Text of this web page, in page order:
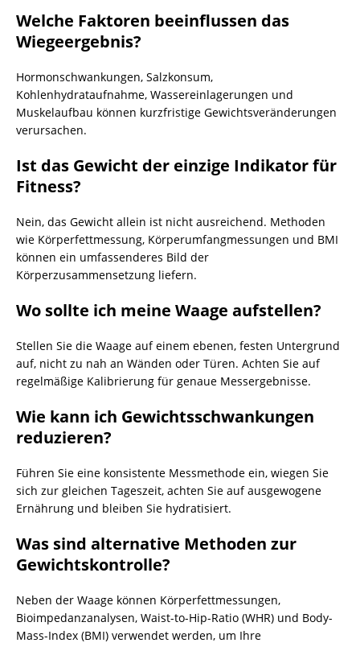
Welche Faktoren beeinflussen das
Wiegeergebnis?
Hormonschwankungen, Salzkonsum,
Kohlenhydrataufnahme, Wassereinlagerungen und
Muskelaufbau können kurzfristige Gewichtsveränderungen
verursachen.
Ist das Gewicht der einzige Indikator für
Fitness?
Nein, das Gewicht allein ist nicht ausreichend. Methoden
wie Körperfettmessung, Körperumfangmessungen und BMI
können ein umfassenderes Bild der
Körperzusammensetzung liefern.
Wo sollte ich meine Waage aufstellen?
Stellen Sie die Waage auf einem ebenen, festen Untergrund
auf, nicht zu nah an Wänden oder Türen. Achten Sie auf
regelmäßige Kalibrierung für genaue Messergebnisse.
Wie kann ich Gewichtsschwankungen
reduzieren?
Führen Sie eine konsistente Messmethode ein, wiegen Sie
sich zur gleichen Tageszeit, achten Sie auf ausgewogene
Ernährung und bleiben Sie hydratisiert.
Was sind alternative Methoden zur
Gewichtskontrolle?
Neben der Waage können Körperfettmessungen,
Bioimpedanzanalysen, Waist-to-Hip-Ratio (WHR) und Body-
Mass-Index (BMI) verwendet werden, um Ihre